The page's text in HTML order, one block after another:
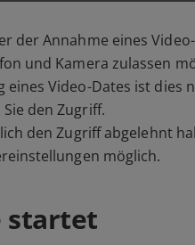
der Annahme eines
und Kamera zulassen
eines Video-Dates ist dies
Sie den Zugriff.
den Zugriff abgelehnt
möglich.
startet